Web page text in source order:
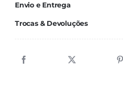
Envio e Entrega
Trocas & Devoluções